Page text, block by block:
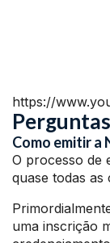
https://
Como emitir a
O processo de
quase todas as
uma inscrição